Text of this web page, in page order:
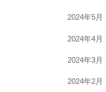
2024年5月
2024年4月
2024年3月
2024年2月